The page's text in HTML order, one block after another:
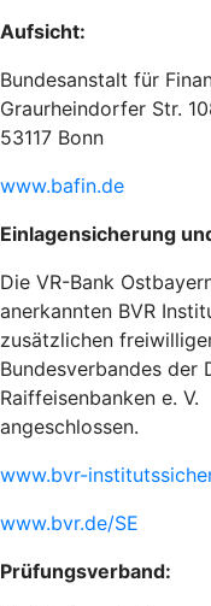
Aufsicht:
Bundesanstalt für
Graurheindorfer Str.
53117 Bonn
www.bafin.de
Einlagensicherung
Die VR-Bank
anerkannten BVR
zusätzlichen
Bundesverbandes der
Raiffeisenbanken e. V.
angeschlossen.
www.bvr-
www.bvr.de/SE
Prüfungsverband: